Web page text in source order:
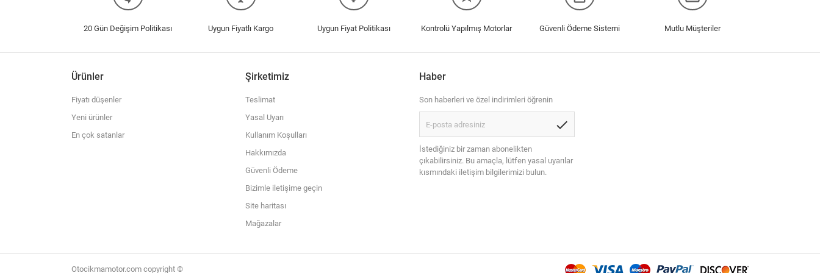
20 Gün Değişim Politikası Uygun Fiyatlı Kargo Uygun Fiyat Politikası Kontrolü Yapılmış Motorlar Güvenli Ödeme Sistemi Mutlu Müşteriler
Ürünler
Fiyatı düşenler
Yeni ürünler
En çok satanlar
Şirketimiz
Teslimat
Yasal Uyarı
Kullanım Koşulları
Hakkımızda
Güvenli Ödeme
Bizimle iletişime geçin
Site haritası
Mağazalar
Haber
Son haberleri ve özel indirimleri öğrenin
check
İstediğiniz bir zaman abonelikten
çıkabilirsiniz. Bu amaçla, lütfen yasal uyarılar
kısmındaki iletişim bilgilerimizi bulun.
Otocikmamotor.com copyright ©